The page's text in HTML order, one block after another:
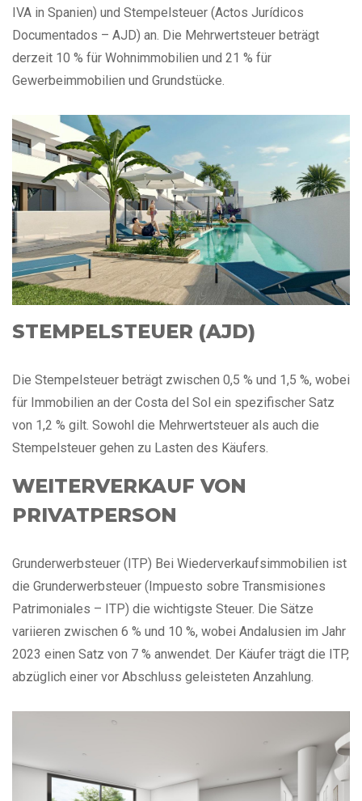
IVA in Spanien) und Stempelsteuer (Actos Jurídicos
Documentados – AJD) an. Die Mehrwertsteuer beträgt
derzeit 10 % für Wohnimmobilien und 21 % für
Gewerbeimmobilien und Grundstücke.
STEMPELSTEUER (AJD)
Die Stempelsteuer beträgt zwischen 0,5 % und 1,5 %, wobei
für Immobilien an der Costa del Sol ein spezifischer Satz
von 1,2 % gilt. Sowohl die Mehrwertsteuer als auch die
Stempelsteuer gehen zu Lasten des Käufers.
WEITERVERKAUF VON
PRIVATPERSON
Grunderwerbsteuer (ITP) Bei Wiederverkaufsimmobilien ist
die Grunderwerbsteuer (Impuesto sobre Transmisiones
Patrimoniales – ITP) die wichtigste Steuer. Die Sätze
variieren zwischen 6 % und 10 %, wobei Andalusien im Jahr
2023 einen Satz von 7 % anwendet. Der Käufer trägt die ITP,
abzüglich einer vor Abschluss geleisteten Anzahlung.